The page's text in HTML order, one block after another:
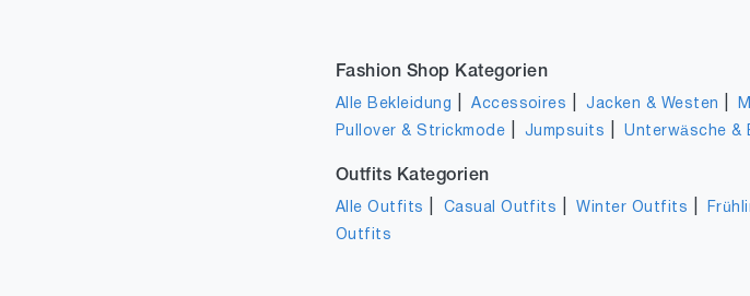
Fashion Shop Kategorien
Alle Bekleidung |Accessoires |Jacken & Westen
Pullover & Strickmode |Jumpsuits |Unterwäsche &
Outfits Kategorien
Alle Outfits Casual Outfits |Winter Outfits
Outfits